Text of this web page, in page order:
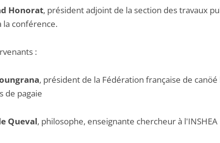
Honorat, président adjoint de la section des travaux
la conférence.
:
, président de la Fédération française de canöé
de pagaie
Queval, philosophe, enseignante chercheur à l'INSHEA